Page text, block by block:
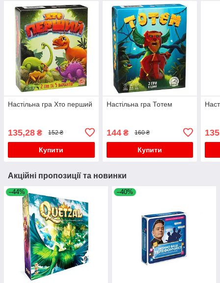
Настільна гра Хто перший
135,28 ₴ 152 ₴
Купити
Настільна гра Тотем
144₴ 160 ₴
Купити
Акційні пропозиції та новинки
–44% –40%